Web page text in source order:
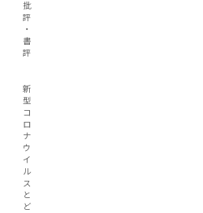
批
評
・
書
評
新
型
コ
ロ
ナ
ウ
イ
ル
ス
と
ど